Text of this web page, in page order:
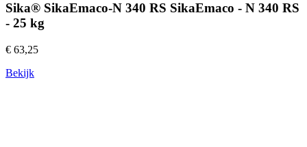
Sika® SikaEmaco-N 340 RS SikaEmaco - N 340 RS
- 25 kg
€ 63,25
Bekijk